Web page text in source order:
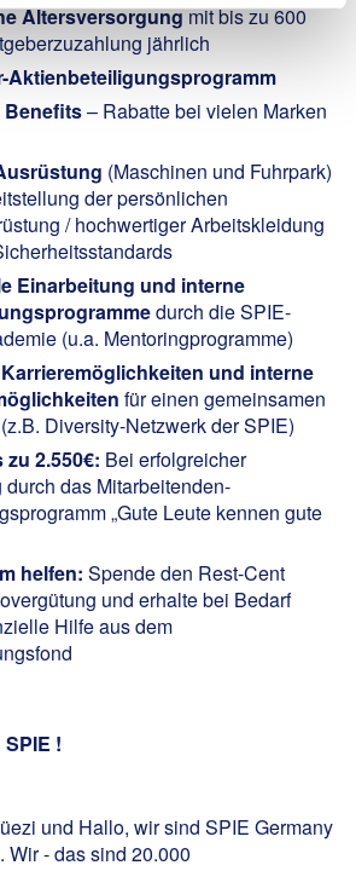
Altersversorgungmit bis zu 600
jährlich
Aktienbeteiligungsprogramm
– Rabatte bei vielen Marken
(Maschinen und Fuhrpark)
der persönlichen
/ hochwertiger Arbeitskleidung
Einarbeitung und interne
durch die SPIE-
(u.a. Mentoringprogramme)
und interne
für einen gemeinsamen
Diversity-Netzwerk der SPIE)
zu 2.550€: Bei erfolgreicher
das Mitarbeitenden-
„Gute Leute kennen gute
helfen: Spende den Rest-Cent
und erhalte bei Bedarf
Hilfe aus dem
!
und Hallo, wir sind SPIE Germany
- das sind 20.000